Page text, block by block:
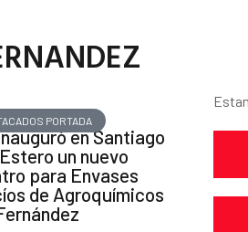
PORTADA
en Santiago
un nuevo
para Envases
de Agroquímicos